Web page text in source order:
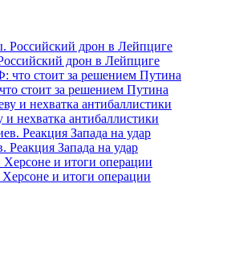
дрон в Лейпциге
стоит за решением Путина
нехватка антибаллистики
Реакция Запада на удар
и итоги операции